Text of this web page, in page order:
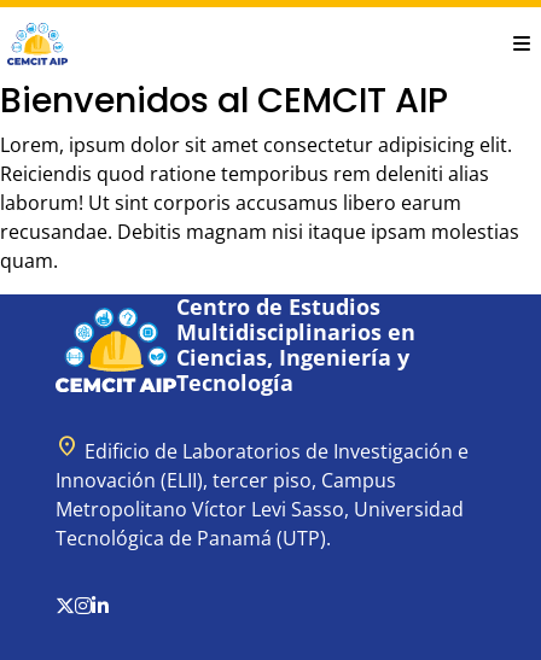
Saltar
al
contenido
principal
Bienvenidos al CEMCIT AIP
Lorem, ipsum dolor sit amet consectetur adipisicing elit.
Reiciendis quod ratione temporibus rem deleniti alias
laborum! Ut sint corporis accusamus libero earum
recusandae. Debitis magnam nisi itaque ipsam molestias
quam.
Centro de Estudios
Multidisciplinarios en
Ciencias, Ingeniería y
Tecnología
location_on Edificio de Laboratorios de Investigación e
Innovación (ELII), tercer piso, Campus
Metropolitano Víctor Levi Sasso, Universidad
Tecnológica de Panamá (UTP).